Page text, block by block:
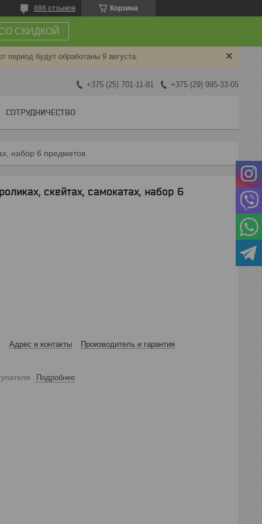
Корзина
886 отзывов
СКИДКОЙ
период будут обработаны 9 августа.
+375 (25) 701-11-81 +375 (29) 995-33-05
СОТРУДНИЧЕСТВО
набор 6 предметов
скейтах, самокатах, набор 6
Адрес и контакты Производитель и гарантия
Подробнее